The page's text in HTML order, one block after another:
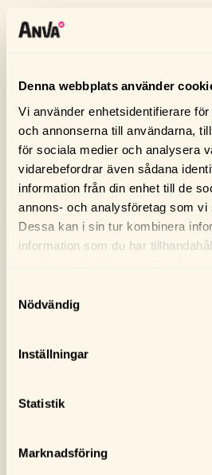
Denna webbplats använder
Vi använder enhetsidentifierare
och annonserna till användarna,
för sociala medier och analysera
vidarebefordrar även sådana
information från din enhet till de
annons- och analysföretag som vi
Dessa kan i sin tur kombinera
information som du har
Nödvändig
Inställningar
Statistik
Marknadsföring